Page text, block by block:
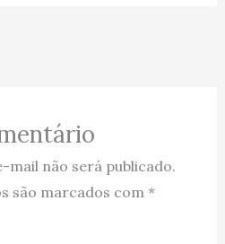
mail não será publicado.
são marcados com *